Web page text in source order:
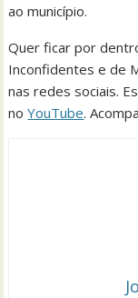
ao município.
Quer ficar por
Inconfidentes e de
nas redes sociais.
noYouTube.